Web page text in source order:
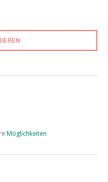
Möglichkeiten